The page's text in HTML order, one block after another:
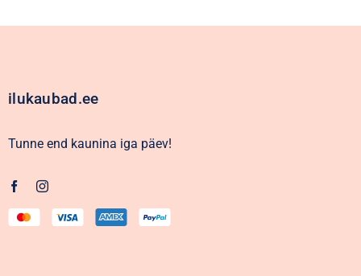
ilukaubad.ee
Tunne end kaunina iga päev!